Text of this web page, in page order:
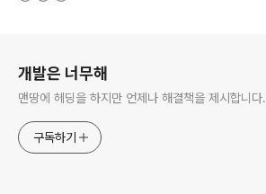
개발은 너무해
맨땅에 헤딩을 하지만 언제나 해결책을 제시합니다.
구독하기